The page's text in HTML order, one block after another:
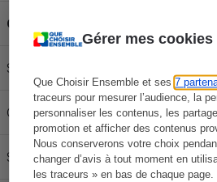
Gérer mes cookies
Que Choisir Ensemble et ses7
traceurs pour mesurer l’audience, la
personnaliser les contenus, les
promotion et afficher des contenus
Nous conserverons votre choix
changer d’avis à tout moment en
les traceurs » en bas de chaque page.
Carburant
SP 95-E10
Gazole 63,03 €
SP95 59,22 €